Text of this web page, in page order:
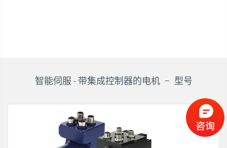
智能伺服 - 带集成控制器的电机 – 型号